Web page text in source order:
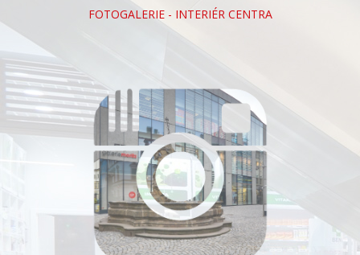
FOTOGALERIE - INTERIÉR CENTRA